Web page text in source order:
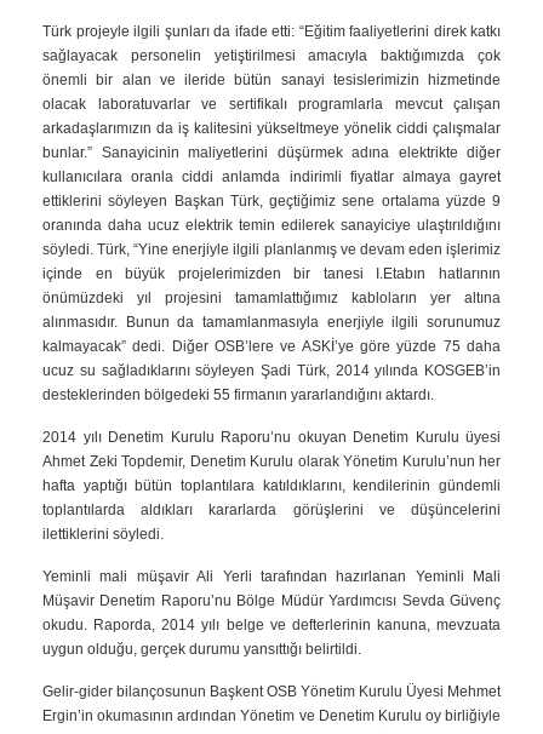
Türk projeyle ilgili şunları da ifade etti: “Eğitim faaliyetlerini direk katkı
sağlayacak personelin yetiştirilmesi amacıyla baktığımızda çok
önemli bir alan ve ileride bütün sanayi tesislerimizin hizmetinde
olacak laboratuvarlar ve sertifikalı programlarla mevcut çalışan
arkadaşlarımızın da iş kalitesini yükseltmeye yönelik ciddi çalışmalar
bunlar.” Sanayicinin maliyetlerini düşürmek adına elektrikte diğer
kullanıcılara oranla ciddi anlamda indirimli fiyatlar almaya gayret
ettiklerini söyleyen Başkan Türk, geçtiğimiz sene ortalama yüzde 9
oranında daha ucuz elektrik temin edilerek sanayiciye ulaştırıldığını
söyledi. Türk, “Yine enerjiyle ilgili planlanmış ve devam eden işlerimiz
içinde en büyük projelerimizden bir tanesi I.Etabın hatlarının
önümüzdeki yıl projesini tamamlattığımız kabloların yer altına
alınmasıdır. Bunun da tamamlanmasıyla enerjiyle ilgili sorunumuz
kalmayacak” dedi. Diğer OSB’lere ve ASKİ’ye göre yüzde 75 daha
ucuz su sağladıklarını söyleyen Şadi Türk, 2014 yılında KOSGEB’in
desteklerinden bölgedeki 55 firmanın yararlandığını aktardı.
2014 yılı Denetim Kurulu Raporu’nu okuyan Denetim Kurulu üyesi
Ahmet Zeki Topdemir, Denetim Kurulu olarak Yönetim Kurulu’nun her
hafta yaptığı bütün toplantılara katıldıklarını, kendilerinin gündemli
toplantılarda aldıkları kararlarda görüşlerini ve düşüncelerini
ilettiklerini söyledi.
Yeminli mali müşavir Ali Yerli tarafından hazırlanan Yeminli Mali
Müşavir Denetim Raporu’nu Bölge Müdür Yardımcısı Sevda Güvenç
okudu. Raporda, 2014 yılı belge ve defterlerinin kanuna, mevzuata
uygun olduğu, gerçek durumu yansıttığı belirtildi.
Gelir-gider bilançosunun Başkent OSB Yönetim Kurulu Üyesi Mehmet
Ergin’in okumasının ardından Yönetim ve Denetim Kurulu oy birliğiyle